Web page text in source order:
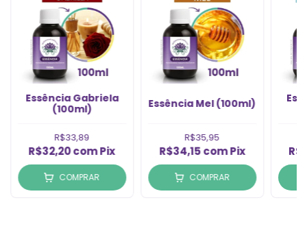
Essência Gabriela
(100ml)
R$33,89
R$32,20comPix
COMPRAR
Essência Mel (100ml)
R$35,95
R$34,15comPix
COMPRAR